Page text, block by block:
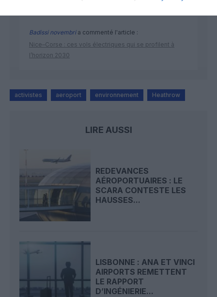
Badissi novembria commenté l'article :
Nice–Corse : ces vols électriques qui se profilent à
l’horizon 2030
activistes aeroport environnement Heathrow
LIRE AUSSI
REDEVANCES
AÉROPORTUAIRES : LE
SCARA CONTESTE LES
HAUSSES...
LISBONNE : ANA ET VINCI
AIRPORTS REMETTENT
LE RAPPORT
D’INGÉNIERIE...